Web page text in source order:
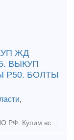
ЖД
ВЫКУП
Р50. БОЛТЫ
,
ВЫКУП РЕЛЬС ЖЕЛЕЗНОДОРОЖНЫХ ПО РФ. Купим всп жд Выкуп рельс бу Скупка жд путей Подкладки, накладки рельс, разбор жд путей. Болты - Костыли - Гайки Противоугон П65 - Шуруп Путевой -